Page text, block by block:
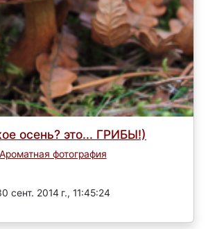
осень? это... ГРИБЫ!)
Ароматная фотография
сент. 2014 г., 11:45:24